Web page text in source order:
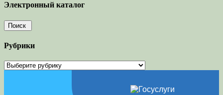
Электронный каталог
Рубрики
Рубрики